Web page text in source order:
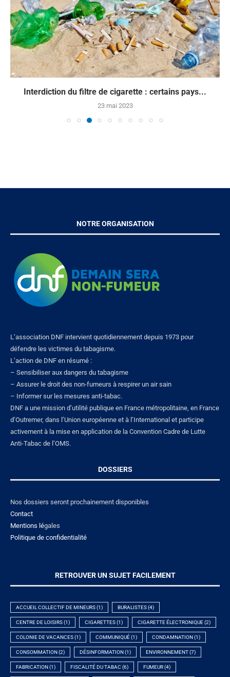
Interdiction du filtre de cigarette : certains pays...
23 mai 2023
NOTRE ORGANISATION
L’association DNF intervient quotidiennement depuis 1973 pour
défendre les victimes du tabagisme.
L’action de DNF en résumé :
– Sensibiliser aux dangers du tabagisme
– Assurer le droit des non-fumeurs à respirer un air sain
– Informer sur les mesures anti-tabac.
DNF a une mission d’utilité publique en France métropolitaine, en France
d’Outremer, dans l’Union européenne et à l’International et participe
activement à la mise en application de la Convention Cadre de Lutte
Anti-Tabac de l’OMS.
DOSSIERS
Nos dossiers seront prochainement disponibles
Contact
Mentions légales
Politique de confidentialité
RETROUVER UN SUJET FACILEMENT
ACCUEIL COLLECTIF DE MINEURS(1) BURALISTES(4)
CENTRE DE LOISIRS(1) CIGARETTES(1) CIGARETTE ÉLECTRONIQUE(2)
COLONIE DE VACANCES(1) COMMUNIQUÉ(1) CONDAMNATION (1)
CONSOMMATION (2) DÉSINFORMATION (1) ENVIRONNEMENT(7)
FABRICATION (1) FISCALITÉ DU TABAC (6) FUMEUR(4)